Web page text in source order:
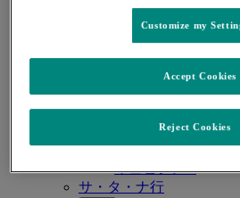
キイトルーダ®（
キイトルーダ®（
リンパ腫（PMBCL
キイトルーダ®（
キイトルーダ®（
キイトルーダ®（
キャップバックス®
キュビシン®
サ・タ・ナ行
Customize my
Reject Cookies
Accept Cookies